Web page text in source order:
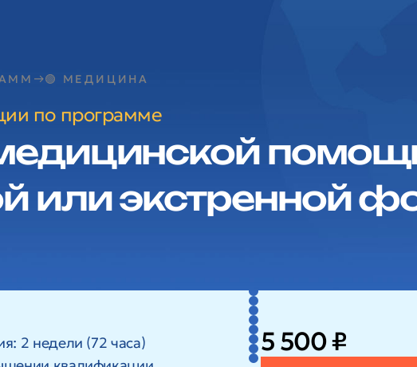
🟢 МЕДИЦИНА
по программе
или экстренной
2 недели (72 часа)
5 500 ₽